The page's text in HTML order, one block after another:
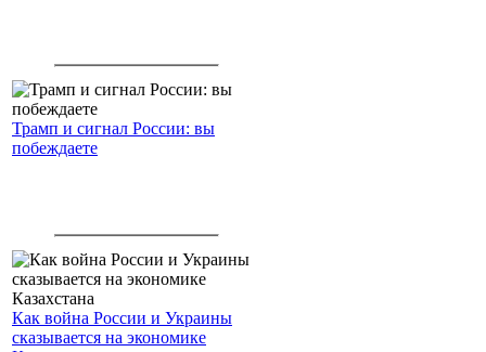
Трамп и сигнал России: вы
побеждаете
Как война России и Украины
сказывается на экономике